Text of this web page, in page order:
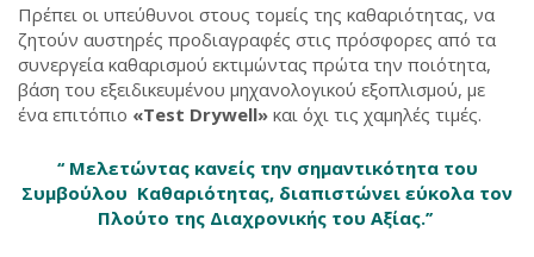
Πρέπει οι υπεύθυνοι στους τομείς της καθαριότητας, να
ζητούν αυστηρές προδιαγραφές στις πρόσφορες από τα
συνεργεία καθαρισμού εκτιμώντας πρώτα την ποιότητα,
βάση του εξειδικευμένου μηχανολογικού εξοπλισμού, με
ένα επιτόπιο «Test Drywell» και όχι τις χαμηλές τιμές.
‘‘ Μελετώντας κανείς την σημαντικότητα του
Συμβούλου Καθαριότητας, διαπιστώνει εύκολα τον
Πλούτο της Διαχρονικής του Αξίας.’’